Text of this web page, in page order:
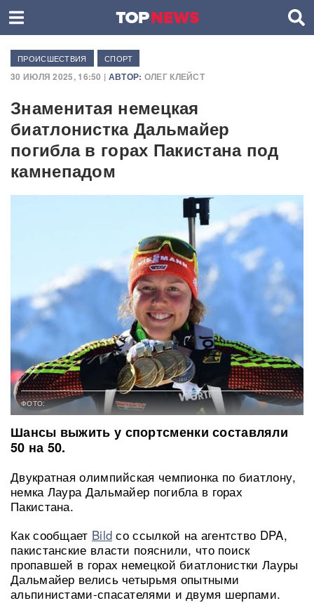
ПРОИСШЕСТВИЯ СПОРТ
30 ИЮЛЯ 2025, 16:50 | АВТОР: ОЛЕГ КЛЕЙСТ
Знаменитая немецкая
биатлонистка Дальмайер
погибла в горах Пакистана под
камнепадом
ФОТО:
Шансы выжить у спортсменки составляли
50 на 50.
Двукратная олимпийская чемпионка по биатлону,
немка Лаура Дальмайер погибла в горах
Пакистана.
Как сообщает Bild со ссылкой на агентство DPA,
пакистанские власти пояснили, что поиск
пропавшей в горах немецкой биатлонистки Лауры
Дальмайер велись четырьмя опытными
альпинистами-спасателями и двумя шерпами.